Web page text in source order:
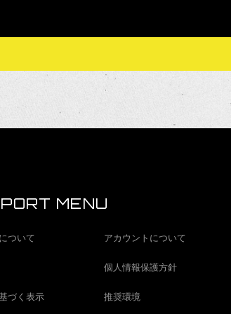
MENU
ついて アカウントについて
個人情報保護方針
づく表示 推奨環境